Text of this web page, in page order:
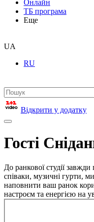
Онлайн
ТБ програма
Еще
UA
RU
Відкрити у додатку
Гості
До ранкової студії завжди
співаки, музичні гурти,
наповнити ваш ранок
настроєм та енергією на